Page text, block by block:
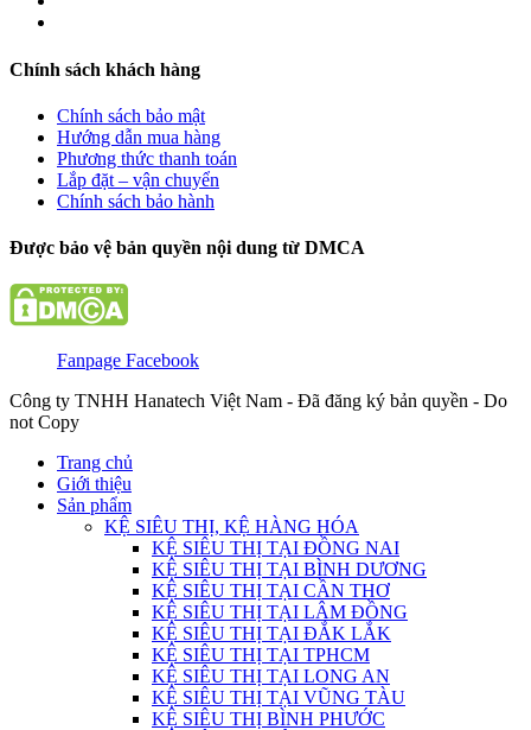
Chính sách khách hàng
Chính sách bảo mật
Hướng dẫn mua hàng
Phương thức thanh toán
Lắp đặt – vận chuyển
Chính sách bảo hành
Được bảo vệ bản quyền nội dung từ DMCA
Fanpage Facebook
Công ty TNHH Hanatech Việt Nam - Đã đăng ký bản quyền - Do
not Copy
Trang chủ
Giới thiệu
Sản phẩm
KỆ SIÊU THỊ, KỆ HÀNG HÓA
KỆ SIÊU THỊ TẠI ĐỒNG NAI
KỆ SIÊU THỊ TẠI BÌNH DƯƠNG
KỆ SIÊU THỊ TẠI CẦN THƠ
KỆ SIÊU THỊ TẠI LÂM ĐỒNG
KỆ SIÊU THỊ TẠI ĐẮK LẮK
KỆ SIÊU THỊ TẠI TPHCM
KỆ SIÊU THỊ TẠI LONG AN
KỆ SIÊU THỊ TẠI VŨNG TÀU
KỆ SIÊU THỊ BÌNH PHƯỚC